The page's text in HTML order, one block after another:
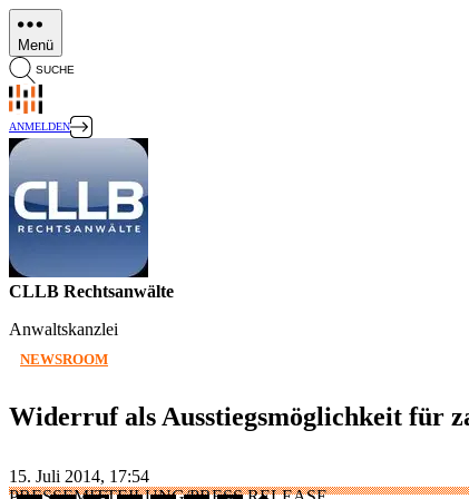
Direkt
zum
Inhalt
Menü
SUCHE
ANMELDEN
CLLB Rechtsanwälte
Anwaltskanzlei
NEWSROOM
Widerruf als Ausstiegsmöglichkeit für
15. Juli 2014, 17:54